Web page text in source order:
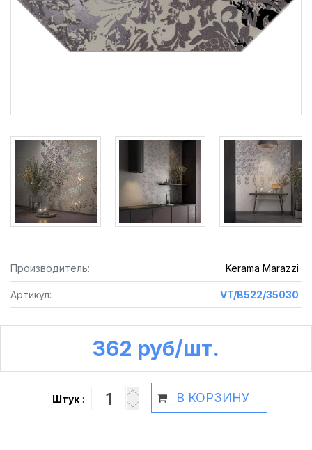
Производитель: Kerama Marazzi
Артикул: VT/B522/35030
362 руб /шт.
Штук: В КОРЗИНУ